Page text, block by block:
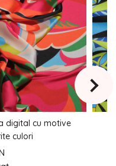
digital cu motive
culori